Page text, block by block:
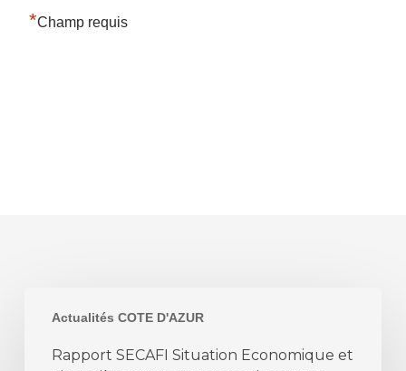
*Champ requis
Actualités COTE D'AZUR
SECAFI
Rapport SECAFI Situation Economique et